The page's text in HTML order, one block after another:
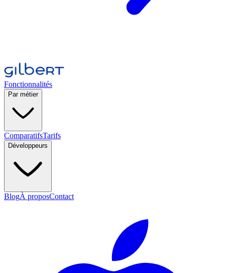
Fonctionnalités
Par métier
ComparatifsTarifs
Développeurs
BlogÀ proposContact